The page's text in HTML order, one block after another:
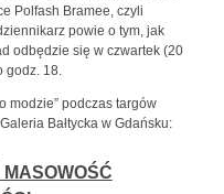
Polfash Bramee, czyli
powie o tym, jak
odbędzie się w czwartek (20
18.
modzie” podczas targów
Bałtycka w Gdańsku: